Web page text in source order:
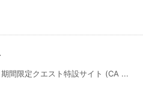
間限定クエスト特設サイト (CA ...